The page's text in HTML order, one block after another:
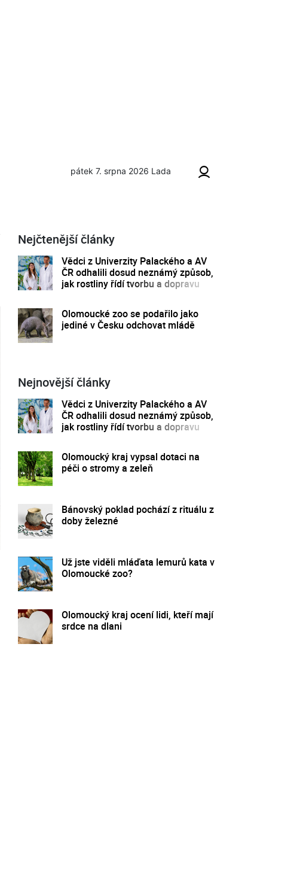
pátek 7. srpna 2026 Lada
Nejčtenější články
Vědci z Univerzity Palackého a AV
ČR odhalili dosud neznámý způsob,
jak rostliny řídí tvorbu a dopravu
Olomoucké zoo se podařilo jako
jediné v Česku odchovat mládě
Nejnovější články
Vědci z Univerzity Palackého a AV
ČR odhalili dosud neznámý způsob,
jak rostliny řídí tvorbu a dopravu
Olomoucký kraj vypsal dotaci na
péči o stromy a zeleň
Bánovský poklad pochází z rituálu z
doby železné
Už jste viděli mláďata lemurů kata v
Olomoucké zoo?
Olomoucký kraj ocení lidi, kteří mají
srdce na dlani